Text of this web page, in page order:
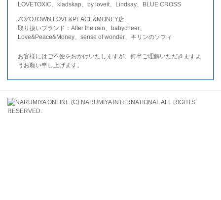
LOVETOXIC、kladskap、by loveit、Lindsay、BLUE CROSS
ZOZOTOWN LOVE&PEACE&MONEY店
取り扱いブランド：After the rain、babycheer、
Love&Peace&Money、sense of wonder、キリンのソフィ
お客様にはご不便をおかけいたしますが、何卒ご理解いただきますよ
うお願い申し上げます。